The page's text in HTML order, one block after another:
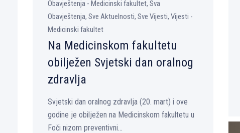
Obavještenja - Medicinski fakultet, Sva
Obavještenja, Sve Aktuelnosti, Sve Vijesti, Vijesti -
Medicinski fakultet
Na Medicinskom fakultetu
obilјežen Svjetski dan oralnog
zdravlјa
Svjetski dan oralnog zdravlјa (20. mart) i ove
godine je obilјežen na Medicinskom fakultetu u
Foči nizom preventivni...